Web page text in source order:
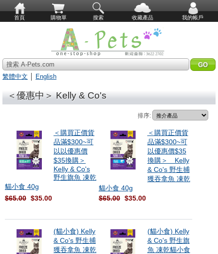
首頁 購物單 搜索 收藏產品 我的帳戶
搜索 A-Pets.com
繁體中文
English
＜優惠中＞ Kelly & Co's
排序:
＜購買正價貨
品滿$300~可
以以優惠價
$35換購＞
Kelly & Co's
野生旗魚 凍乾
貓小食 40g
$65.00 $35.00
＜購買正價貨
品滿$300~可
以優惠價$35
換購＞ Kelly
& Co's 野生捕
獲吞拿魚 凍乾
貓小食 40g
$65.00 $35.00
(貓小食) Kelly
& Co's 野生捕
獲吞拿魚 凍乾
(貓小食) Kelly
& Co's 野生旗
魚 凍乾貓小食